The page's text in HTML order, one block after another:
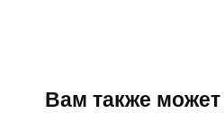
Вам также